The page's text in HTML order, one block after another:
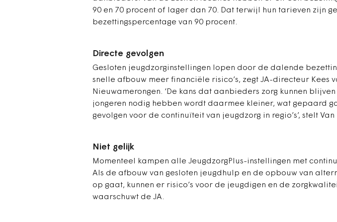
90 en 70 procent of lager dan 70. Dat terwijl hun tarieven zijn
bezettingspercentage van 90 procent.
Directe gevolgen
Gesloten jeugdzorginstellingen lopen door de dalende
snelle afbouw meer financiële risico’s, zegt JA-directeur Kees
Nieuwamerongen. ‘De kans dat aanbieders zorg kunnen
jongeren nodig hebben wordt daarmee kleiner, wat gepaard
gevolgen voor de continuïteit van jeugdzorg in regio’s’, stelt
Niet gelijk
Momenteel kampen alle JeugdzorgPlus-instellingen met
Als de afbouw van gesloten jeugdhulp en de opbouw van
op gaat, kunnen er risico’s voor de jeugdigen en de
waarschuwt de JA.